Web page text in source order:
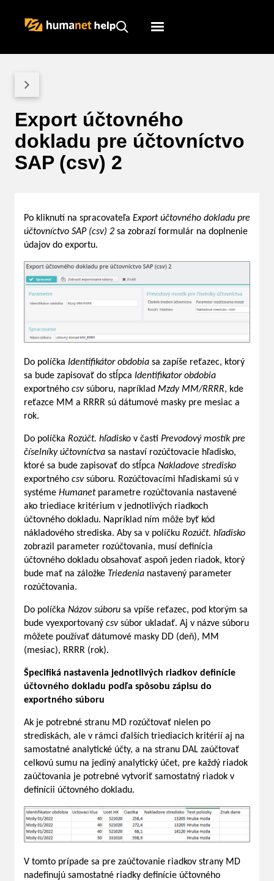
Humanet
Export účtovného
dokladu pre účtovníctvo
SAP (csv) 2
Po kliknutí na spracovateľa Export účtovného dokladu pre
účtovníctvo SAP (csv) 2 sa zobrazí formulár na doplnenie
údajov do exportu.
Do políčka Identifikátor obdobia sa zapíše reťazec, ktorý
sa bude zapisovať do stĺpca Identifikator obdobia
exportného csvsúboru, napríklad Mzdy MM/RRRR, kde
reťazce MM a RRRR sú dátumové masky pre mesiac a
rok.
Do políčka Rozúčt. hľadisko v časti Prevodový mostík pre
číselníky účtovníctva sa nastaví rozúčtovacie hľadisko,
ktoré sa bude zapisovať do stĺpca Nakladove stredisko
exportného csvsúboru. Rozúčtovacími hľadiskami sú v
systéme Humanet parametre rozúčtovania nastavené
ako triediace kritérium v jednotlivých riadkoch
účtovného dokladu. Napríklad ním môže byť kód
nákladového strediska. Aby sa v políčku Rozúčt. hľadisko
zobrazil parameter rozúčtovania, musí definícia
účtovného dokladu obsahovať aspoň jeden riadok, ktorý
bude mať na záložke Triedenia nastavený parameter
rozúčtovania.
Do políčka Názov súboru sa vpíše reťazec, pod ktorým sa
bude vyexportovaný csvsúbor ukladať. Aj v názve súboru
môžete používať dátumové masky DD (deň), MM
(mesiac), RRRR (rok).
Špecifiká nastavenia jednotlivých riadkov definície
účtovného dokladu podľa spôsobu zápisu do
exportného súboru
Ak je potrebné stranu MD rozúčtovať nielen po
strediskách, ale v rámci ďalších triediacich kritérií aj na
samostatné analytické účty, a na stranu DAL zaúčtovať
celkovú sumu na jediný analytický účet, pre každý riadok
zaúčtovania je potrebné vytvoriť samostatný riadok v
definícii účtovného dokladu.
V tomto prípade sa pre zaúčtovanie riadkov strany MD
nadefinujú samostatné riadky definície účtovného